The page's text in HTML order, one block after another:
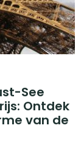
See
Ontdek
van de